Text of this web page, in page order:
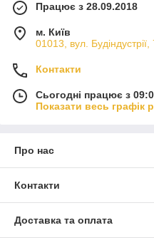
Працює з 28.09.2018
м. Київ
01013, вул. Будіндустрії,
Контакти
Сьогодні працює з
Показати весь графік
Про нас
Контакти
Доставка та оплата